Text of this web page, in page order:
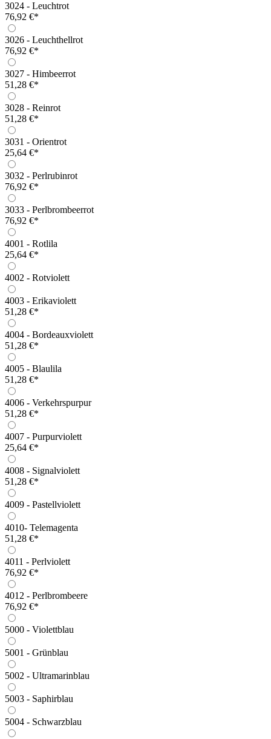
3024 - Leuchtrot
76,92 €*
3026 - Leuchthellrot
76,92 €*
3027 - Himbeerrot
51,28 €*
3028 - Reinrot
51,28 €*
3031 - Orientrot
25,64 €*
3032 - Perlrubinrot
76,92 €*
3033 - Perlbrombeerrot
76,92 €*
4001 - Rotlila
25,64 €*
4002 - Rotviolett
4003 - Erikaviolett
51,28 €*
4004 - Bordeauxviolett
51,28 €*
4005 - Blaulila
51,28 €*
4006 - Verkehrspurpur
51,28 €*
4007 - Purpurviolett
25,64 €*
4008 - Signalviolett
51,28 €*
4009 - Pastellviolett
4010- Telemagenta
51,28 €*
4011 - Perlviolett
76,92 €*
4012 - Perlbrombeere
76,92 €*
5000 - Violettblau
5001 - Grünblau
5002 - Ultramarinblau
5003 - Saphirblau
5004 - Schwarzblau